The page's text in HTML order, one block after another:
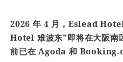
2026 年 4 月，Eslead
Hotel 难波东”即将在大阪南
前已在 Agoda 和